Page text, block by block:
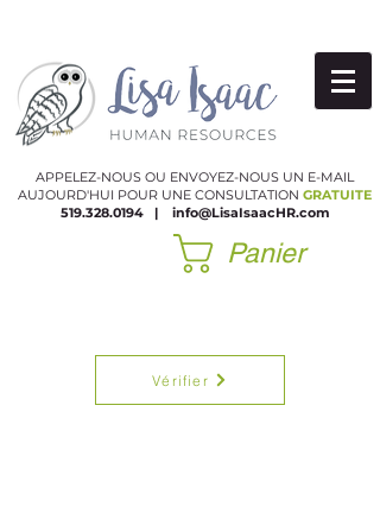
APPELEZ-NOUS OU ENVOYEZ-NOUS UN E-MAIL
AUJOURD'HUI POUR UNE CONSULTATION GRATUITE
519.328.0194
|​ info@LisaIsaacHR.com
Panier
Vérifier